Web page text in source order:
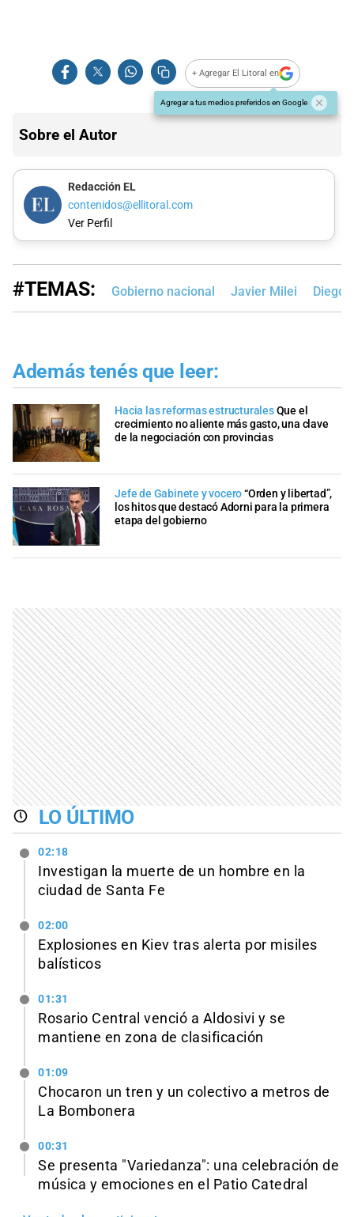
+ Agregar El Litoral en
Agregar a tus medios preferidos en Google
Sobre el Autor
Redacción EL
contenidos@ellitoral.com
Ver Perfil
#TEMAS: Gobierno nacional Javier Milei Diego
Además tenés que leer:
Hacia las reformas estructuralesQue el
crecimiento no aliente más gasto, una clave
de la negociación con provincias
Jefe de Gabinete y vocero“Orden y libertad”,
los hitos que destacó Adorni para la primera
etapa del gobierno
LO ÚLTIMO
02:18
Investigan la muerte de un hombre en la
ciudad de Santa Fe
02:00
Explosiones en Kiev tras alerta por misiles
balísticos
01:31
Rosario Central venció a Aldosivi y se
mantiene en zona de clasificación
01:09
Chocaron un tren y un colectivo a metros de
La Bombonera
00:31
Se presenta "Variedanza": una celebración de
música y emociones en el Patio Catedral